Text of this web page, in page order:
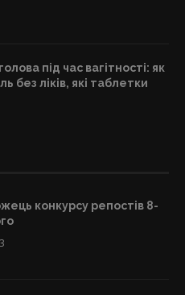
під час вагітності: як
без ліків, які таблетки
конкурсу репостів 8-